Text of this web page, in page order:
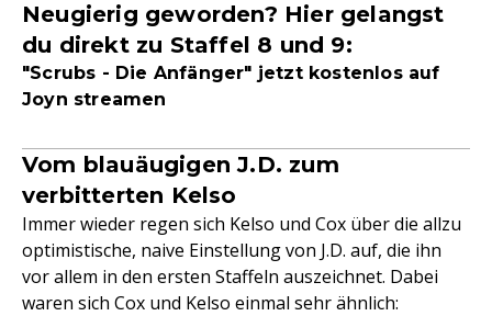
Neugierig geworden? Hier gelangst
du direkt zu Staffel 8 und 9:
"Scrubs - Die Anfänger" jetzt kostenlos auf
Joyn streamen
Vom blauäugigen J.D. zum
verbitterten Kelso
Immer wieder regen sich Kelso und Cox über die allzu
optimistische, naive Einstellung von J.D. auf, die ihn
vor allem in den ersten Staffeln auszeichnet. Dabei
waren sich Cox und Kelso einmal sehr ähnlich: